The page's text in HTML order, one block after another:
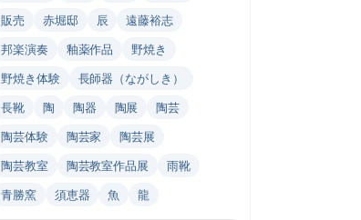
販売
赤堀邸 辰
遠藤裕志
邦楽演奏
釉薬作品
野焼き
野焼き体験
長師器（ながしき）
長靴
陶 陶器 陶展
陶芸
陶芸体験
陶芸家
陶芸展
陶芸教室
陶芸教室作品展
雨靴
青勝窯
須恵器 魚 龍